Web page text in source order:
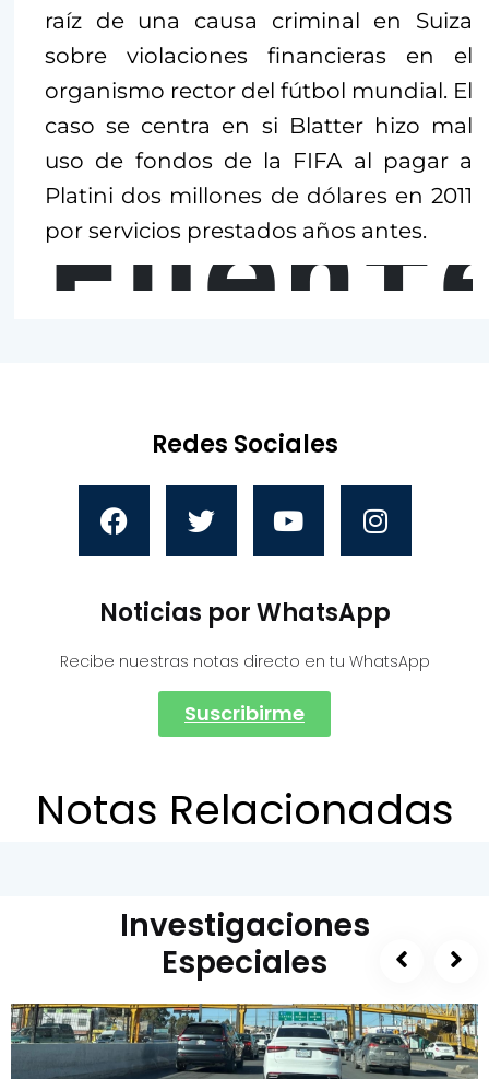
raíz de una causa criminal en Suiza
sobre violaciones financieras en el
organismo rector del fútbol mundial. El
caso se centra en si Blatter hizo mal
uso de fondos de la FIFA al pagar a
Platini dos millones de dólares en 2011
por servicios prestados años antes.
Redes Sociales
Noticias por WhatsApp
Recibe nuestras notas directo en tu WhatsApp
Suscribirme
Notas Relacionadas
Investigaciones
Especiales